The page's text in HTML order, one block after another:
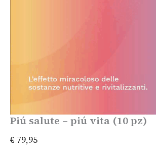
Piú salute – piú vita (10 pz)
€ 79,95